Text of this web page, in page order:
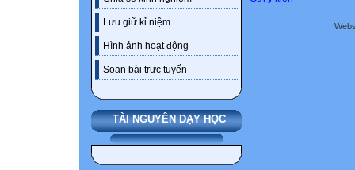
Lưu giữ kỉ niệm
Hình ảnh hoạt động
Soạn bài trực tuyến
TÀI NGUYÊN DẠY HỌC